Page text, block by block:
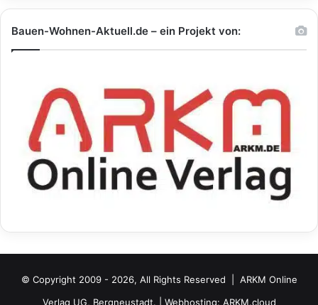
Bauen-Wohnen-Aktuell.de – ein Projekt von:
© Copyright 2009 - 2026, All Rights Reserved | ARKM Online
Verlag UG, Bergneustadt. | Webhosting: ARKM.cloud